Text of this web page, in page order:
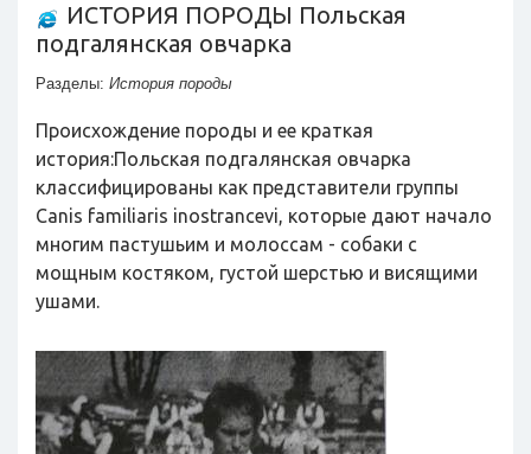
ИСТОРИЯ ПОРОДЫ Польская
подгалянская овчарка
Разделы: История породы
Происхождение породы и ее краткая
история:Польская подгалянская овчарка
классифицированы как представители группы
Canis familiaris inostrancevi, которые дают начало
многим пастушьим и молоссам - собаки с
мощным костяком, густой шерстью и висящими
ушами.